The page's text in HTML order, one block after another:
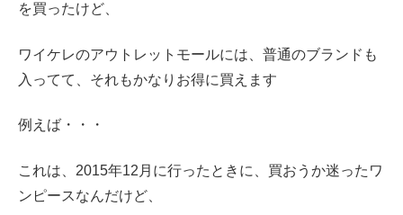
を買ったけど、
ワイケレのアウトレットモールには、普通のブランドも
入ってて、それもかなりお得に買えます
例えば・・・
これは、2015年12月に行ったときに、買おうか迷ったワ
ンピースなんだけど、